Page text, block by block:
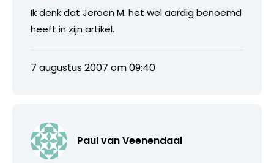
Ik denk dat Jeroen M. het wel aardig benoemd
heeft in zijn artikel.
7 augustus 2007 om 09:40
Paul van Veenendaal